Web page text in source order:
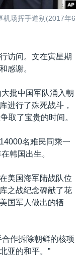
机场挥手道别(2017年6
访问。文在寅星期
感谢。
批中国军队涌入朝
进行了殊死战斗，
取了宝贵的时间。
名难民同乘一
韩国出生。
美国海军陆战队位
之战纪念碑献了花
国军人做出的牺
作拆除朝鲜的核项
亚的和平。”